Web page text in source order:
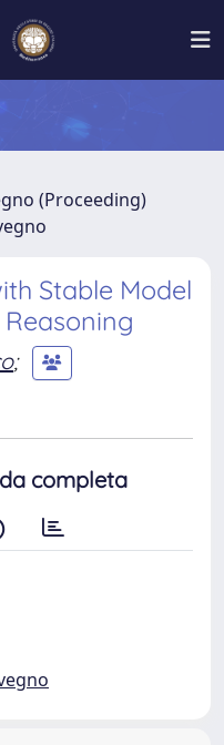
(Proceeding)
Stable Model
;
completa